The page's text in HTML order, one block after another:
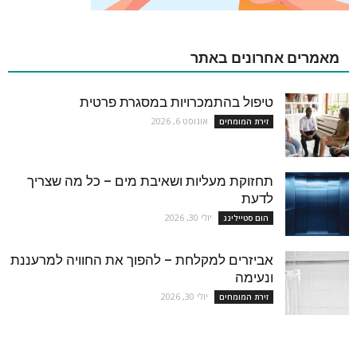
מאמרים אחרונים באתר
טיפול בהתמכרויות במסגרת פרטית
זירת המומחים אוגוסט 6, 2026
תחזוקת מעליות ושאיבת מים – כל מה שצריך
לדעת
הום סטיילינג יולי 30, 2026
אביזרים למקלחת – להפוך את החוויה למרעננת
ונעימה
זירת המומחים יולי 30, 2026